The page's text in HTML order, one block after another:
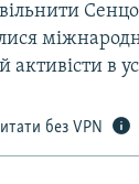
активісти в
без VPN